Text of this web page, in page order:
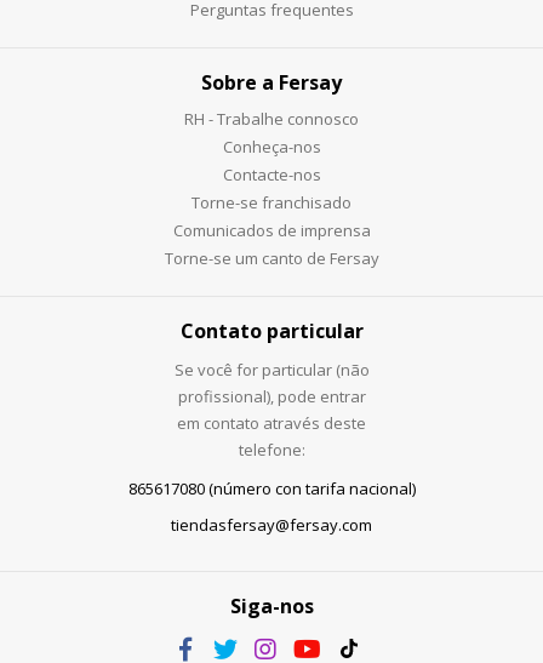
Perguntas frequentes
Sobre a Fersay
RH - Trabalhe connosco
Conheça-nos
Contacte-nos
Torne-se franchisado
Comunicados de imprensa
Torne-se um canto de Fersay
Contato particular
Se você for particular (não
profissional), pode entrar
em contato através deste
telefone:
865617080 (número con tarifa nacional)
tiendasfersay@fersay.com
Siga-nos